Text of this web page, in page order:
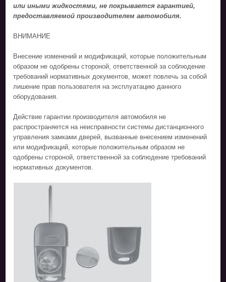
или иными жидкостями, не покрывается гарантией,
предоставляемой производителем автомобиля.
ВНИМАНИЕ
Внесение изменений и модификаций, которые положительным
образом не одобрены стороной, ответственной за соблюдение
требований нормативных документов, может повлечь за собой
лишение прав пользователя на эксплуатацию данного
оборудования.
Действие гарантии производителя автомобиля не
распространяется на неисправности системы дистанционного
управления замками дверей, вызванные внесением изменений
или модификаций, которые положительным образом не
одобрены стороной, ответственной за соблюдение требований
нормативных документов.